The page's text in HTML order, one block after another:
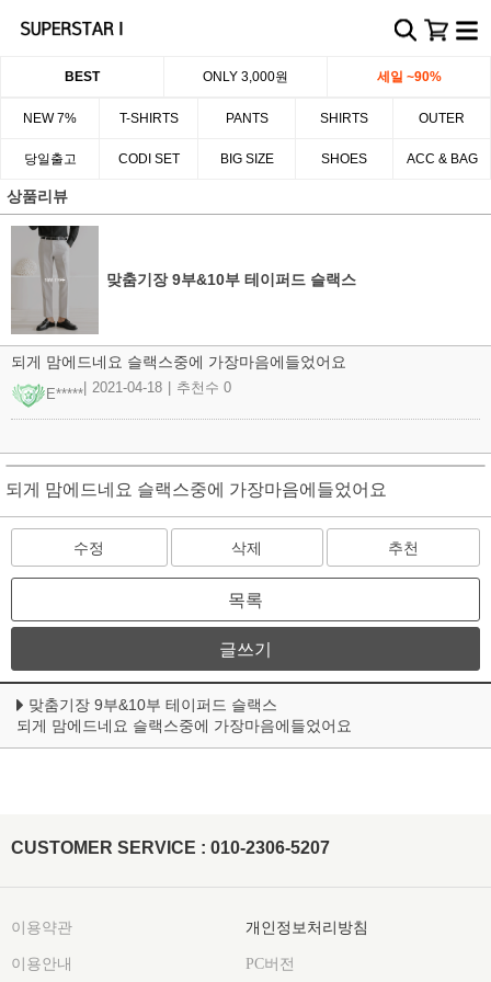
BEST ONLY 3,000원 세일 ~90%
NEW 7% T-SHIRTS PANTS SHIRTS OUTER
당일출고 CODI SET BIG SIZE SHOES ACC & BAG
상품리뷰
맞춤기장 9부&10부 테이퍼드 슬랙스
되게 맘에드네요 슬랙스중에 가장마음에들었어요
E***** 2021-04-18 추천수 0
되게 맘에드네요 슬랙스중에 가장마음에들었어요
수정 삭제 추천
목록
글쓰기
맞춤기장 9부&10부 테이퍼드 슬랙스
되게 맘에드네요 슬랙스중에 가장마음에들었어요
CUSTOMER SERVICE : 010-2306-5207
이용약관 개인정보처리방침
이용안내 PC버전